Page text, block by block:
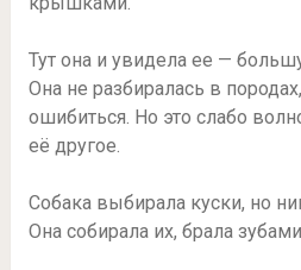
Тут она и увидела ее —
Она не разбиралась в
ошибиться. Но это слабо
её другое.
Собака выбирала куски, но
Она собирала их, брала